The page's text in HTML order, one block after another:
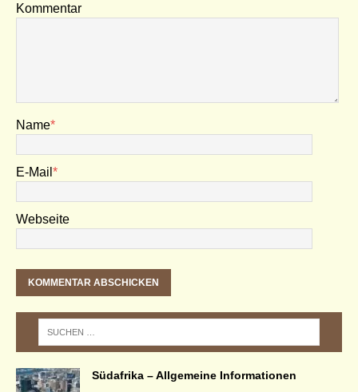
Kommentar
Name*
E-Mail *
Webseite
Südafrika – Allgemeine Informationen